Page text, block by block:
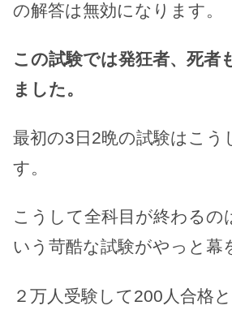
の解答は無効になります。
この試験では発狂者、死者
ました。
最初の3日2晩の試験はこう
す。
こうして全科目が終わるの
いう苛酷な試験がやっと幕
２万人受験して200人合格